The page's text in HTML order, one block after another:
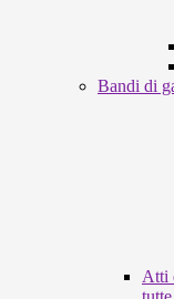
Bandi di
Atti